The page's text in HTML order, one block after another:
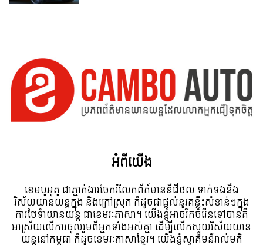
អំពី​យើង
ខេមបូអូតូ ជាភ្នាក់ងារចែករំលែកព័ត៍មានឌីជីថល ទាក់ទងនឹង
វិស័យយានយន្តក្នុង និងក្រៅស្រុក ក៏ដូចជាផ្តល់នូវគន្លឹះសំខាន់ៗក្នុង
ការថែទំាយានយន្ត ជាខេមរៈភាសា។ យើងខ្ញុំអាចរីកចំរើនទៅបានគឺ
អាស្រ័យលើការចូលរួមពីអ្នកទាំងអស់គ្នា ដើម្បីលើកស្ទួយវិស័យយាន
យន្តនៅកម្ពុជា ក៏ដូចខេមរៈភាសាខ្មែរ។ យើងខ្ញុំស្វាគមន៌រាល់មតិ